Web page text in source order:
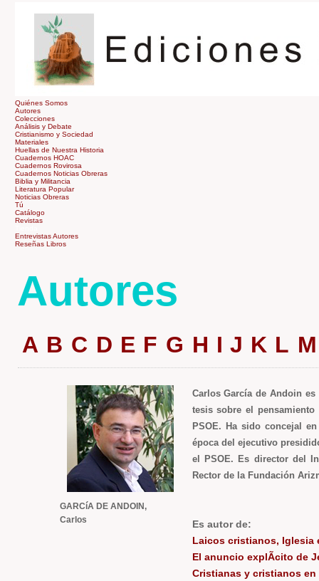
Quiénes Somos
Autores
Colecciones
Análisis y Debate
Cristianismo y Sociedad
Materiales
Huellas de Nuestra Historia
Cuadernos HOAC
Cuadernos Rovirosa
Cuadernos Noticias Obreras
Biblia y Militancia
Literatura Popular
Noticias Obreras
Tú
Catálogo
Revistas
Entrevistas Autores
Reseñas Libros
Autores
A B C D E F G H I J K L M
GARCíA DE ANDOIN,
Carlos
Carlos García de Andoin
tesis sobre el
PSOE. Ha sido concejal
época del ejecutivo
el PSOE. Es director del
Rector de la Fundación
Es autor de:
Laicos cristianos, Iglesia
El anuncio explÃ­cito de
Cristianas y cristianos